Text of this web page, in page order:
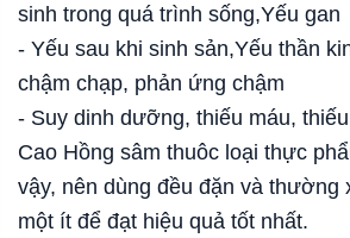
sinh trong quá trình sống,Yếu gan
- Yếu sau khi sinh sản,Yếu thần
chậm chạp, phản ứng chậm
- Suy dinh dưỡng, thiếu máu,
Cao Hồng sâm thuôc loại thực
vậy, nên dùng đều đặn và thường
một ít để đạt hiệu quả tốt nhất.